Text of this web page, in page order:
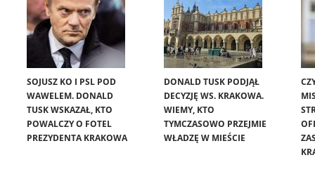
SOJUSZ KO I PSL POD
WAWELEM. DONALD
TUSK WSKAZAŁ, KTO
POWALCZY O FOTEL
PREZYDENTA KRAKOWA
DONALD TUSK PODJĄŁ
DECYZJĘ WS. KRAKOWA.
WIEMY, KTO
TYMCZASOWO PRZEJMIE
WŁADZĘ W MIEŚCIE